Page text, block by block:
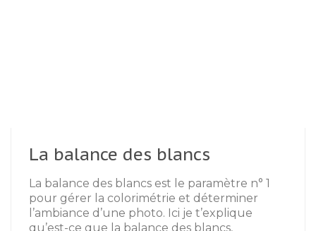
La balance des blancs
La balance des blancs est le paramètre n° 1
pour gérer la colorimétrie et déterminer
l’ambiance d’une photo. Ici je t’explique
qu’est-ce que la balance des blancs,